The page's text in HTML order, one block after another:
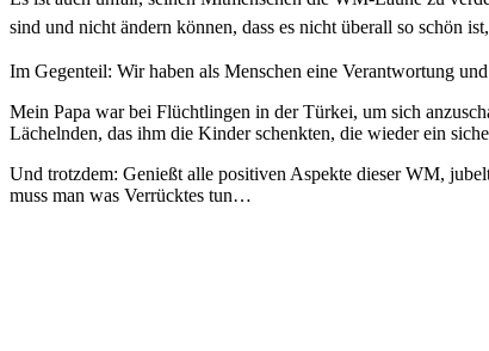
sind und nicht ändern können, dass es nicht überall so schön
Im Gegenteil: Wir haben als Menschen eine Verantwortung
Mein Papa war bei Flüchtlingen in der Türkei, um sich
Lächelnden, das ihm die Kinder schenkten, die wieder ein
Und trotzdem: Genießt alle positiven Aspekte dieser WM,
muss man was Verrücktes tun…